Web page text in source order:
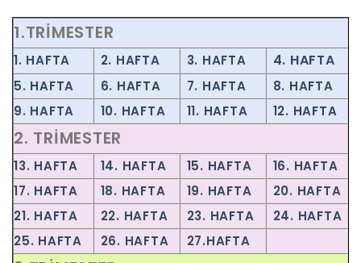
1.TRIMESTER
1. HAFTA 2. HAFTA 3. HAFTA 4. HAFTA
5. HAFTA 6. HAFTA 7. HAFTA
8. HAFTA
9. HAFTA
10. HAFTA 11. HAFTA 12. HAFTA
2. TRIMESTER
13. HAFTA 14. HAFTA 15. HAFTA
16. HAFTA
17. HAFTA
18. HAFTA 19. HAFTA
20. HAFTA
21. HAFTA
22. HAFTA 23. HAFTA
24. HAFTA
25. HAFTA
26. HAFTA 27.HAFTA